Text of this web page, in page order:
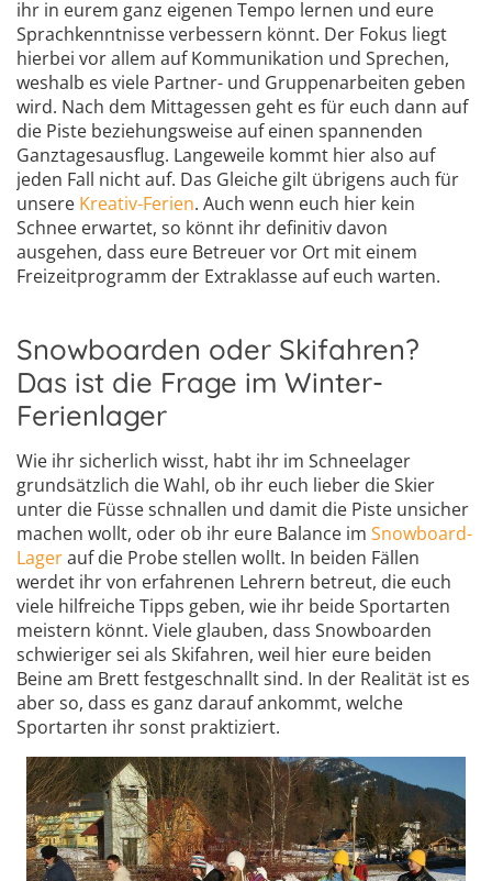
ihr in eurem ganz eigenen Tempo lernen und eure
Sprachkenntnisse verbessern könnt. Der Fokus liegt
hierbei vor allem auf Kommunikation und Sprechen,
weshalb es viele Partner- und Gruppenarbeiten geben
wird. Nach dem Mittagessen geht es für euch dann auf
die Piste beziehungsweise auf einen spannenden
Ganztagesausflug. Langeweile kommt hier also auf
jeden Fall nicht auf. Das Gleiche gilt übrigens auch für
unsere Kreativ-Ferien. Auch wenn euch hier kein
Schnee erwartet, so könnt ihr definitiv davon
ausgehen, dass eure Betreuer vor Ort mit einem
Freizeitprogramm der Extraklasse auf euch warten.
Snowboarden oder Skifahren?
Das ist die Frage im Winter-
Ferienlager
Wie ihr sicherlich wisst, habt ihr im Schneelager
grundsätzlich die Wahl, ob ihr euch lieber die Skier
unter die Füsse schnallen und damit die Piste unsicher
machen wollt, oder ob ihr eure Balance im Snowboard-
Lagerauf die Probe stellen wollt. In beiden Fällen
werdet ihr von erfahrenen Lehrern betreut, die euch
viele hilfreiche Tipps geben, wie ihr beide Sportarten
meistern könnt. Viele glauben, dass Snowboarden
schwieriger sei als Skifahren, weil hier eure beiden
Beine am Brett festgeschnallt sind. In der Realität ist es
aber so, dass es ganz darauf ankommt, welche
Sportarten ihr sonst praktiziert.